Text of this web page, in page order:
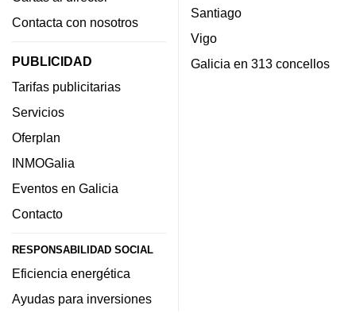
Contacta con nosotros
PUBLICIDAD
Tarifas publicitarias
Servicios
Oferplan
INMOGalia
Eventos en Galicia
Contacto
RESPONSABILIDAD SOCIAL
Eficiencia energética
Ayudas para inversiones
Santiago
Vigo
Galicia en 313 concellos